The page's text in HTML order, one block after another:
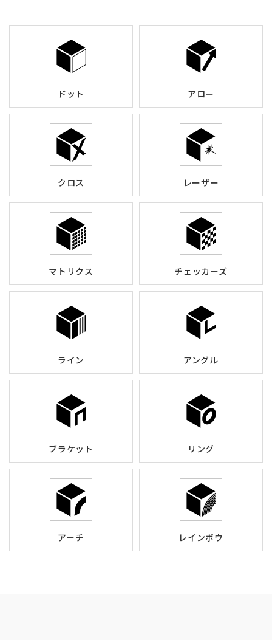
ドット アロー
クロス レーザー
マトリクス チェッカーズ
ライン アングル
ブラケット リング
アーチ レインボウ